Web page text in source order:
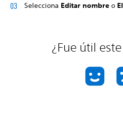
Selecciona Editar nombre o
¿Fue útil